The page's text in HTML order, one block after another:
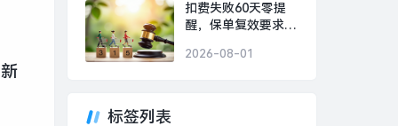
62%股权股票复牌，
华锦股份副总经理被
立案调查|界面新闻 ·
扣费失败60天零提
醒，保单复效要求重
险被投保人告上法
2026-08-01
标签列表